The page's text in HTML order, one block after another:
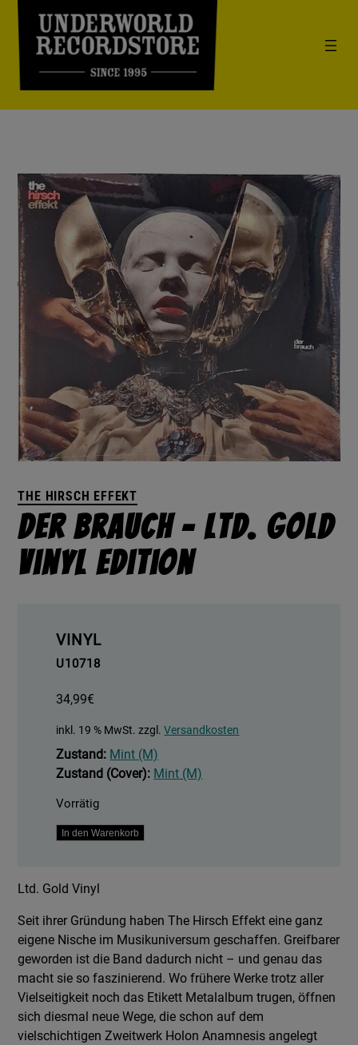
THE HIRSCH EFFEKT
Der Brauch – Ltd. Gold
Vinyl Edition
VINYL
U10718
34,99€
inkl. 19 % MwSt. zzgl.Versandkosten
Zustand: Mint (M)
Zustand (Cover): Mint (M)
Vorrätig
Der
Ltd.
Vinyl
Edition
Menge
In den Warenkorb
Ltd. Gold Vinyl
Seit ihrer Gründung haben The Hirsch Effekt eine ganz
eigene Nische im Musikuniversum geschaffen. Greifbarer
geworden ist die Band dadurch nicht – und genau das
macht sie so faszinierend. Wo frühere Werke trotz aller
Vielseitigkeit noch das Etikett Metalalbum trugen, öffnen
sich diesmal neue Wege, die schon auf dem
vielschichtigen Zweitwerk Holon Anamnesis angelegt